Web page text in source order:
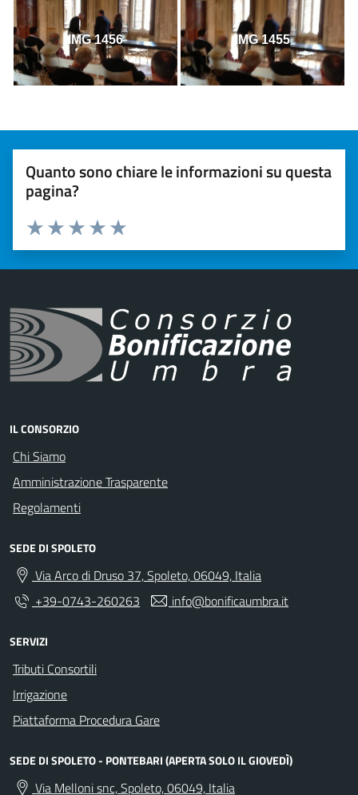
IMG 1456 IMG 1455
Quanto sono chiare le informazioni su questa
pagina?
Valuta 5 stelle su 5
Valuta 4 stelle su 5
Valuta 3 stelle su 5
Valuta 2 stelle su 5
Valuta 1 stelle su 5
IL CONSORZIO
Chi Siamo
Amministrazione Trasparente
Regolamenti
SEDE DI SPOLETO
Via Arco di Druso 37, Spoleto, 06049, Italia
+39-0743-260263
info@bonificaumbra.it
SERVIZI
Tributi Consortili
Irrigazione
Piattaforma Procedura Gare
SEDE DI SPOLETO - PONTEBARI (APERTA SOLO IL GIOVEDÌ)
Via Melloni snc, Spoleto, 06049, Italia